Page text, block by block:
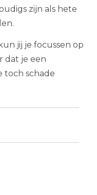
zijn als hete
jij je focussen op
dat je een
toch schade